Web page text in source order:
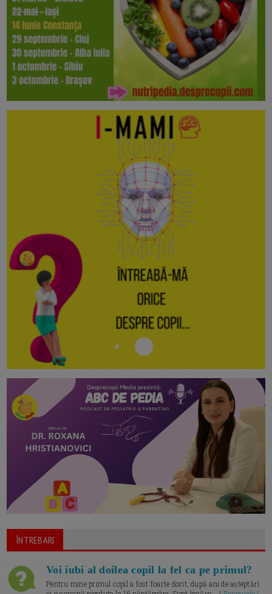
ÎNTREBARI
Voi iubi al doilea copil la fel ca pe primul?
Pentru mine primul copil a fost foarte dorit, după ani de așteptări